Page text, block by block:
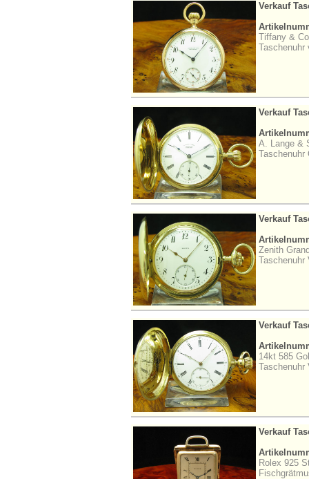
Verkauf
Tiffany &
Taschenuhr
Verkauf
A. Lange &
Taschenuhr
Verkauf
Zenith
Taschenuhr
Verkauf
14kt 585
Taschenuhr
Verkauf
Rolex 925